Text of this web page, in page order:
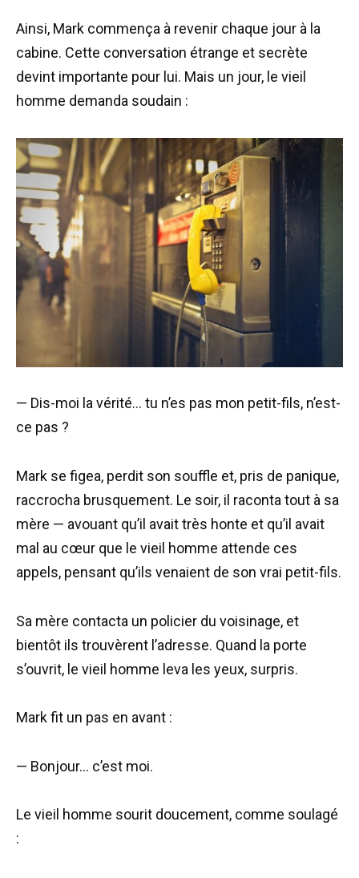
Ainsi, Mark commença à revenir chaque jour à la
cabine. Cette conversation étrange et secrète
devint importante pour lui. Mais un jour, le vieil
homme demanda soudain :
— Dis-moi la vérité… tu n’es pas mon petit-fils, n’est-
ce pas ?
Mark se figea, perdit son souffle et, pris de panique,
raccrocha brusquement. Le soir, il raconta tout à sa
mère — avouant qu’il avait très honte et qu’il avait
mal au cœur que le vieil homme attende ces
appels, pensant qu’ils venaient de son vrai petit-fils.
Sa mère contacta un policier du voisinage, et
bientôt ils trouvèrent l’adresse. Quand la porte
s’ouvrit, le vieil homme leva les yeux, surpris.
Mark fit un pas en avant :
— Bonjour… c’est moi.
Le vieil homme sourit doucement, comme soulagé
: